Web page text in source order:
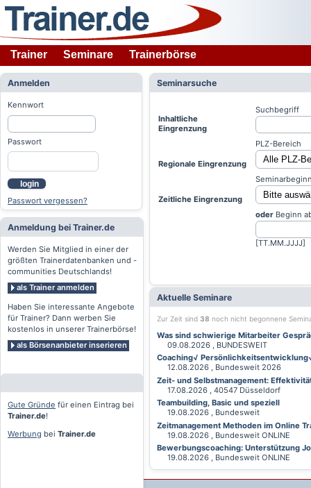
Trainer Seminare Trainerbörse
Anmelden
Kennwort
Passwort
login
Passwort vergessen?
Anmeldung bei Trainer.de
Werden Sie Mitglied in einer der
größten Trainerdatenbanken und -
communities Deutschlands!
als Trainer anmelden
Haben Sie interessante Angebote
für Trainer? Dann werben Sie
kostenlos in unserer Trainerbörse!
als Börsenanbieter inserieren
Gute Gründe für einen Eintrag bei
Trainer.de!
Werbung bei Trainer.de
Seminarsuche
Inhaltliche
Eingrenzung
Suchbegriff
Regionale Eingrenzung
PLZ-Bereich
Zeitliche Eingrenzung
oder Beginn
[TT.MM.JJJJ]
Aktuelle Seminare
Zur Zeit sind 38 noch nicht begonnene
Was sind schwierige Mitarbeiter
09.08.2026 , BUNDESWEIT
Coaching√
12.08.2026 , Bundesweit 2026
Zeit- und Selbstmanagement:
17.08.2026 , 40547 Düsseldorf
Teambuilding, Basic und speziell
19.08.2026 , Bundesweit
Zeitmanagement Methoden im Online
19.08.2026 , Bundesweit ONLINE
Bewerbungscoaching: Unterstützung
19.08.2026 , Bundesweit ONLINE